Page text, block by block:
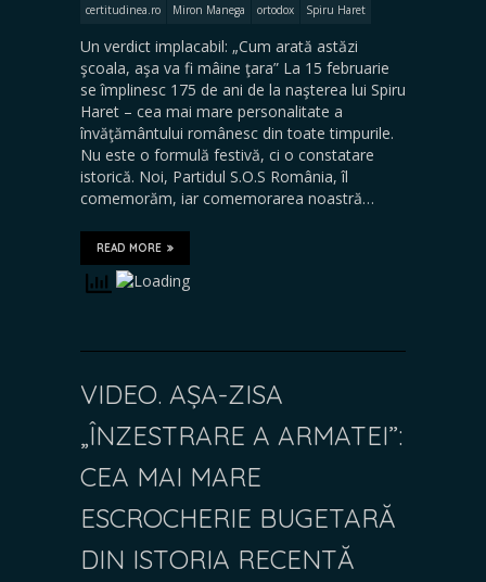
certitudinea.ro
Miron Manega ortodox Spiru Haret
Un verdict implacabil: „Cum arată astăzi
şcoala, aşa va fi mâine ţara” La 15 februarie
se împlinesc 175 de ani de la naşterea lui Spiru
Haret – cea mai mare personalitate a
învăţământului românesc din toate timpurile.
Nu este o formulă festivă, ci o constatare
istorică. Noi, Partidul S.O.S România, îl
comemorăm, iar comemorarea noastră…
READ MORE
VIDEO. AȘA-ZISA
„ÎNZESTRARE A ARMATEI”:
CEA MAI MARE
ESCROCHERIE BUGETARĂ
DIN ISTORIA RECENTĂ